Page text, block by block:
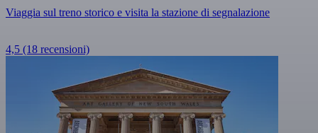
Viaggia sul treno storico e visita la stazione di segnalazione
4,5 (18 recensioni)